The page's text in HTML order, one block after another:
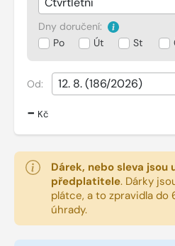
Dny doručení:
Po
Út St
Od:
- Kč
Dárek, nebo sleva jsou
předplatitele. Dárky
plátce, a to zpravidla do
úhrady.